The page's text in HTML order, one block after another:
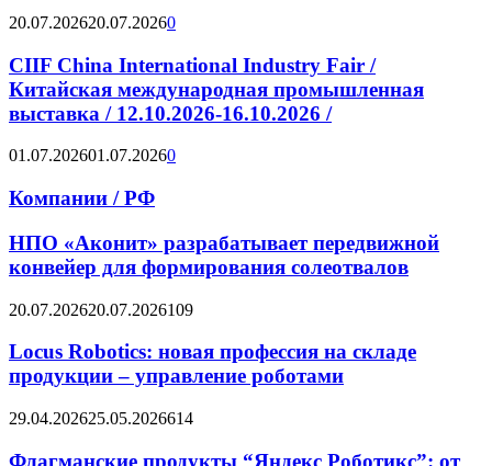
20.07.202620.07.20260
CIIF China International Industry Fair /
Китайская международная промышленная
выставка / 12.10.2026-16.10.2026 /
01.07.202601.07.20260
Компании / РФ
НПО «Аконит» разрабатывает передвижной
конвейер для формирования солеотвалов
20.07.202620.07.2026109
Locus Robotics: новая профессия на складе
продукции – управление роботами
29.04.202625.05.2026614
Флагманские продукты “Яндекс Роботикс”: от